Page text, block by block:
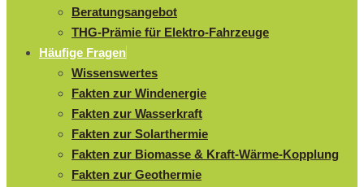
Beratungsangebot
THG-Prämie für Elektro-Fahrzeuge
Häufige Fragen
Wissenswertes
Fakten zur Windenergie
Fakten zur Wasserkraft
Fakten zur Solarthermie
Fakten zur Biomasse & Kraft-Wärme-Kopplung
Fakten zur Geothermie